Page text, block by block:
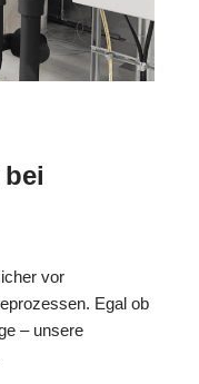
vor
Egal ob
– unsere